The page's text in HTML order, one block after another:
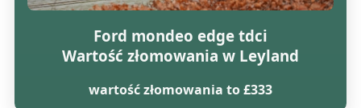
Ford mondeo edge tdci
Wartość złomowania w Leyland
wartość złomowania to £333